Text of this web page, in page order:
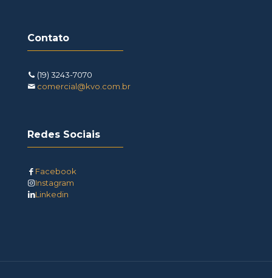
Contato
(19) 3243-7070
comercial@kvo.com.br
Redes Sociais
Facebook
Instagram
Linkedin